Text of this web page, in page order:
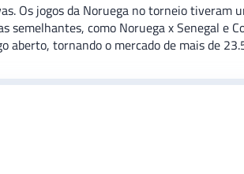
Os jogos da Noruega no torneio tiveram
como Noruega x Senegal e
aberto, tornando o mercado de mais de